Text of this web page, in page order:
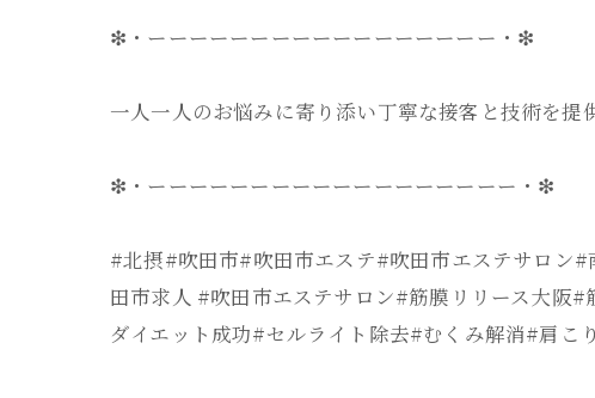
❇・ーーーーーーーーーーーーーーーーー・❇
一人一人のお悩みに寄り添い丁寧な接客と技術を提
❇・ーーーーーーーーーーーーーーーーーー・❇
#北摂#吹田市#吹田市エステ#吹田市エステサロン
田市求人 #吹田市エステサロン#筋膜リリース大阪
ダイエット成功#セルライト除去#むくみ解消#肩こ